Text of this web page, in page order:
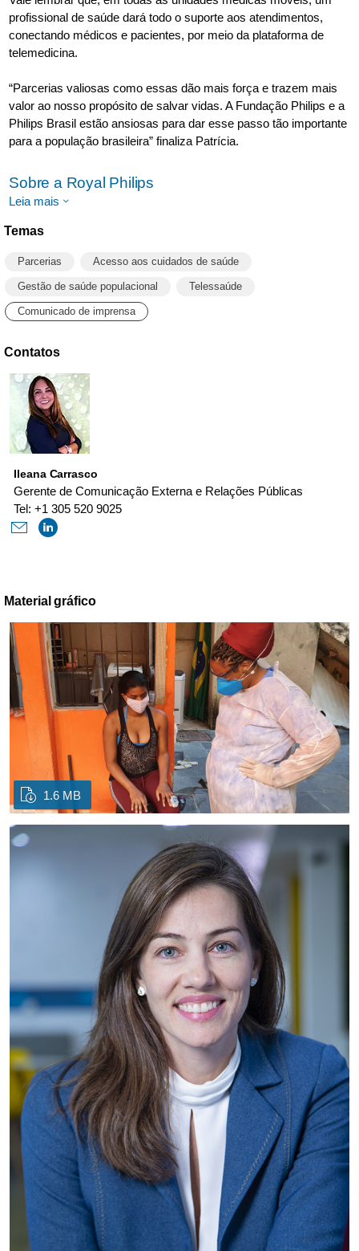
profissional de saúde dará todo o suporte aos atendimentos,
conectando médicos e pacientes, por meio da plataforma de
telemedicina.
“Parcerias valiosas como essas dão mais força e trazem mais
valor ao nosso propósito de salvar vidas. A Fundação Philips e a
Philips Brasil estão ansiosas para dar esse passo tão importante
para a população brasileira” finaliza Patrícia.
Sobre a Royal Philips
Leia mais
Temas
Parcerias Acesso aos cuidados de saúde
Gestão de saúde populacional Telessaúde
Comunicado de imprensa
Contatos
Ileana Carrasco
Gerente de Comunicação Externa e Relações Públicas
Tel: +1 305 520 9025
Material gráfico
1.6 MB